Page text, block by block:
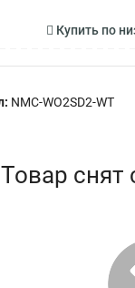
Купить по
NMC-WO2SD2-WT
Товар снят